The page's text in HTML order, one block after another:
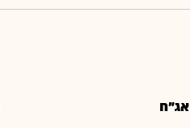
אג"ח